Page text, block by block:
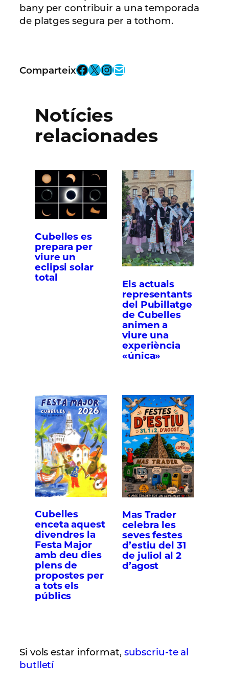
bany per contribuir a una temporada
de platges segura per a tothom.
ComparteixFacebook X InstagramEmail
Notícies
relacionades
Cubelles es
prepara per
viure un
eclipsi solar
total
Els actuals
representants
del Pubillatge
de Cubelles
animen a
viure una
experiència
«única»
Cubelles
enceta aquest
divendres la
Festa Major
amb deu dies
plens de
propostes per
a tots els
públics
Mas Trader
celebra les
seves festes
d’estiu del 31
de juliol al 2
d’agost
Si vols estar informat, subscriu-te al
butlletí